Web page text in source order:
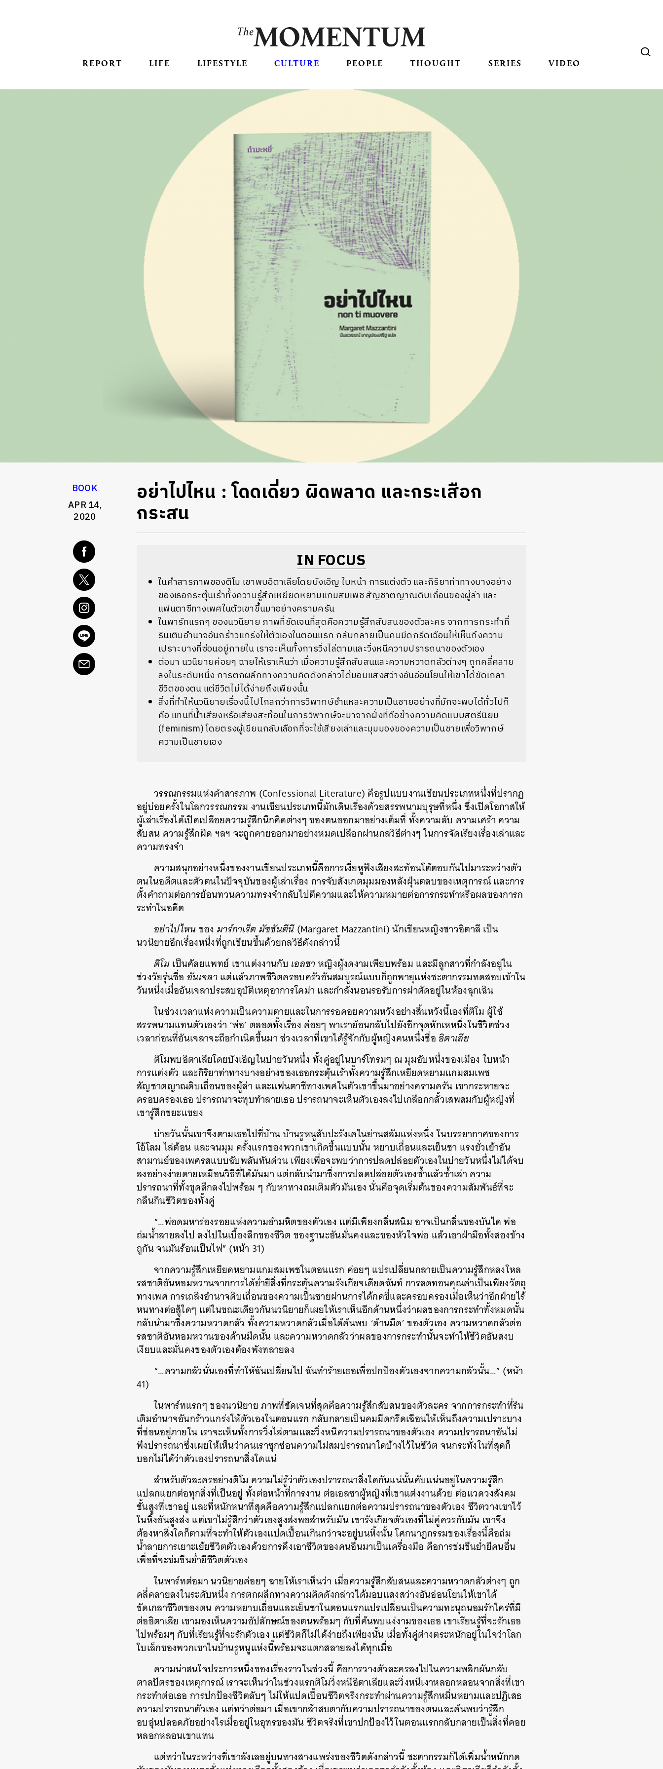
REPORT LIFE LIFESTYLE CULTURE PEOPLE THOUGHT SERIES VIDEO
BOOK
APR 14,
2020
อย่าไปไหน : โดดเดี่ยว ผิดพลาด และกระเสือก
กระสน
IN FOCUS
ในคำสารภาพของติโม เขาพบอิตาเลียโดยบังเอิญ ใบหน้า การแต่งตัว และกิริยาท่าทางบางอย่าง
ของเธอกระตุ้นเร้าทั้งความรู้สึกเหยียดหยามแกมสมเพช สัญชาตญาณดิบเถื่อนของผู้ล่า และ
แฟนตาซีทางเพศในตัวเขาขึ้นมาอย่างครามครัน
ในพาร์ทแรกๆ ของนวนิยาย ภาพที่ชัดเจนที่สุดคือความรู้สึกสับสนของตัวละคร จากการกระทำที่
รินเติมอำนาจอันกร้าวแกร่งให้ตัวเองในตอนแรก กลับกลายเป็นคมมีดกรีดเฉือนให้เห็นถึงความ
เปราะบางที่ซ่อนอยู่ภายใน เราจะเห็นทั้งการวิ่งไล่ตามและวิ่งหนีความปรารถนาของตัวเอง
ต่อมา นวนิยายค่อยๆ ฉายให้เราเห็นว่า เมื่อความรู้สึกสับสนและความหวาดกลัวต่างๆ ถูกคลี่คลาย
ลงในระดับหนึ่ง การตกผลึกทางความคิดดังกล่าวได้มอบแสงสว่างอันอ่อนโยนให้เขาได้ขัดเกลา
ชีวิตของตน แต่ชีวิตไม่ได้ง่ายถึงเพียงนั้น
สิ่งที่ทำให้นวนิยายเรื่องนี้ไปไกลกว่าการวิพากษ์ชำแหละความเป็นชายอย่างที่มักจะพบได้ทั่วไปก็
คือ แทนที่น้ำเสียงหรือเสียงสะท้อนในการวิพากษ์จะมาจากฝั่งที่ถือข้างความคิดแบบสตรีนิยม
(feminism) โดยตรงผู้เขียนกลับเลือกที่จะใช้เสียงเล่าและมุมมองของความเป็นชายเพื่อวิพากษ์
ความเป็นชายเอง
วรรณกรรมแห่งคำสารภาพ (Confessional Literature) คือรูปแบบงานเขียนประเภทหนึ่งที่ปรากฏ
อยู่บ่อยครั้งในโลกวรรณกรรม งานเขียนประเภทนี้มักเดินเรื่องด้วยสรรพนามบุรุษที่หนึ่ง ซึ่งเปิดโอกาสให้
ผู้เล่าเรื่องได้เปิดเปลือยความรู้สึกนึกคิดต่างๆ ของตนออกมาอย่างเต็มที่ ทั้งความลับ ความเศร้า ความ
สับสน ความรู้สึกผิด ฯลฯ จะถูกคายออกมาอย่างหมดเปลือกผ่านกลวิธีต่างๆ ในการจัดเรียงเรื่องเล่าและ
ความทรงจำ
ความสนุกอย่างหนึ่งของงานเขียนประเภทนี้คือการเงี่ยหูฟังเสียงสะท้อนโต้ตอบกันไปมาระหว่างตัว
ตนในอดีตและตัวตนในปัจจุบันของผู้เล่าเรื่อง การจับสังเกตมุมมองหลังฝุ่นตลบของเหตุการณ์ และการ
ตั้งคำถามต่อการย้อนทวนความทรงจำกลับไปตีความและให้ความหมายต่อการกระทำหรือผลของการก
ระทำในอดีต
อย่าไปไหนของ มาร์กาเร็ต มัซซันตีนี(Margaret Mazzantini) นักเขียนหญิงชาวอิตาลี เป็น
นวนิยายอีกเรื่องหนึ่งที่ถูกเขียนขึ้นด้วยกลวิธีดังกล่าวนี้
ติโมเป็นศัลยแพทย์ เขาแต่งงานกับ เอลซาหญิงผู้งดงามเพียบพร้อม และมีลูกสาวที่กำลังอยู่ใน
ช่วงวัยรุ่นชื่ออันเจลาแต่แล้วภาพชีวิตครอบครัวอันสมบูรณ์แบบก็ถูกพายุแห่งชะตากรรมทดสอบเข้าใน
วันหนึ่งเมื่ออันเจลาประสบอุบัติเหตุอาการโคม่า และกำลังนอนรอรับการผ่าตัดอยู่ในห้องฉุกเฉิน
ในช่วงเวลาแห่งความเป็นความตายและในการรอคอยความหวังอย่างสิ้นหวังนี้เองที่ติโม ผู้ใช้
สรรพนามแทนตัวเองว่า ‘พ่อ’ ตลอดทั้งเรื่อง ค่อยๆ พาเราย้อนกลับไปยังอีกจุดหักเหหนึ่งในชีวิตช่วง
เวลาก่อนที่อันเจลาจะถือกำเนิดขึ้นมาช่วงเวลาที่เขาได้รู้จักกับผู้หญิงคนหนึ่งชื่ออิตาเลีย
ติโมพบอิตาเลียโดยบังเอิญในบ่ายวันหนึ่ง ทั้งคู่อยู่ในบาร์โทรมๆ ณ มุมอับหนึ่งของเมือง ใบหน้า
การแต่งตัว และกิริยาท่าทางบางอย่างของเธอกระตุ้นเร้าทั้งความรู้สึกเหยียดหยามแกมสมเพช
สัญชาตญาณดิบเถื่อนของผู้ล่า และแฟนตาซีทางเพศในตัวเขาขึ้นมาอย่างครามครัน เขากระหายจะ
ครอบครองเธอ ปรารถนาจะทุบทำลายเธอ ปรารถนาจะเห็นตัวเองลงไปเกลือกกลั้วเสพสมกับผู้หญิงที่
เขารู้สึกขยะแขยง
บ่ายวันนั้นเขาจึงตามเธอไปที่บ้าน บ้านรูหนูสับปะรังเคในย่านสลัมแห่งหนึ่ง ในบรรยากาศของการ
โอ้โลม ไล่ต้อน และจนมุม ครั้งแรกของพวกเขาเกิดขึ้นแบบนั้น หยาบเถื่อนและเย็นชา แรงยั่วเย้าอัน
สามานย์ของเพศรสแบบฉับพลันทันด่วน เพียงเพื่อจะพบว่าการปลดปล่อยตัวเองในบ่ายวันหนึ่งไม่ได้จบ
ลงอย่างง่ายดายเหมือนวิธีที่ได้มันมา แต่กลับนำมาซึ่งการปลดปล่อยตัวเองซ้ำแล้วซ้ำเล่า ความ
ปรารถนาที่ทั้งขุดลึกลงไปพร้อม ๆ กับหาทางถมเติมตัวมันเอง นั่นคือจุดเริ่มต้นของความสัมพันธ์ที่จะ
กลืนกินชีวิตของทั้งคู่
“…พ่อดมหาร่องรอยแห่งความอำมหิตของตัวเอง แต่มีเพียงกลิ่นสนิม อาจเป็นกลิ่นของบันได พ่อ
ถ่มน้ำลายลงไป ลงไปในเบื้องลึกของชีวิต ของฐานะอันมั่นคงและของหัวใจพ่อ แล้วเอาฝ่ามือทั้งสองข้าง
ถูกัน จนมันร้อนเป็นไฟ” (หน้า 31)
จากความรู้สึกเหยียดหยามแกมสมเพชในตอนแรก ค่อยๆ แปรเปลี่ยนกลายเป็นความรู้สึกหลงใหล
รสชาติอันหอมหวานจากการได้ย่ำยีสิ่งที่กระตุ้นความรังเกียจเดียดฉันท์ การลดทอนคุณค่าเป็นเพียงวัตถุ
ทางเพศ การเถลิงอำนาจดิบเถื่อนของความเป็นชายผ่านการได้กดขี่และครอบครองเมื่อเห็นว่าอีกฝ่ายไร้
หนทางต่อสู้ใดๆ แต่ในขณะเดียวกันนวนิยายก็เผยให้เราเห็นอีกด้านหนึ่งว่าผลของการกระทำทั้งหมดนั้น
กลับนำมาซึ่งความหวาดกลัวทั้งความหวาดกลัวเมื่อได้ค้นพบ ‘ด้านมืด’ของตัวเอง ความหวาดกลัวต่อ
รสชาติอันหอมหวานของด้านมืดนั้น และความหวาดกลัวว่าผลของการกระทำนั้นจะทำให้ชีวิตอันสงบ
เงียบและมั่นคงของตัวเองต้องพังทลายลง
“…ความกลัวนั่นเองที่ทำให้ฉันเปลี่ยนไป ฉันทำร้ายเธอเพื่อปกป้องตัวเองจากความกลัวนั้น…” (หน้า
41)
ในพาร์ทแรกๆ ของนวนิยาย ภาพที่ชัดเจนที่สุดคือความรู้สึกสับสนของตัวละคร จากการกระทำที่ริน
เติมอำนาจอันกร้าวแกร่งให้ตัวเองในตอนแรก กลับกลายเป็นคมมีดกรีดเฉือนให้เห็นถึงความเปราะบาง
ที่ซ่อนอยู่ภายใน เราจะเห็นทั้งการวิ่งไล่ตามและวิ่งหนีความปรารถนาของตัวเอง ความปรารถนาอันไม่
พึงปรารถนาซึ่งเผยให้เห็นว่าคนเราซุกซ่อนความไม่สมปรารถนาใดบ้างไว้ในชีวิต จนกระทั่งในที่สุดก็
บอกไม่ได้ว่าตัวเองปรารถนาสิ่งใดแน่
สำหรับตัวละครอย่างติโม ความไม่รู้ว่าตัวเองปรารถนาสิ่งใดกันแน่นั้นคับแน่นอยู่ในความรู้สึก
แปลกแยกต่อทุกสิ่งที่เป็นอยู่ ทั้งต่อหน้าที่การงาน ต่อเอลซาผู้หญิงที่เขาแต่งงานด้วย ต่อแวดวงสังคม
ชั้นสูงที่เขาอยู่ และที่หนักหนาที่สุดคือความรู้สึกแปลกแยกต่อความปรารถนาของตัวเอง ชีวิตวางเขาไว้
ในหิ้งอันสูงส่ง แต่เขาไม่รู้สึกว่าตัวเองสูงส่งพอสำหรับมัน เขารังเกียจตัวเองที่ไม่คู่ควรกับมัน เขาจึง
ต้องหาสิ่งใดก็ตามที่จะทำให้ตัวเองแปดเปื้อนเกินกว่าจะอยู่บนหิ้งนั้น โศกนาฎกรรมของเรื่องนี้คือถ่ม
น้ำลายการเยาะเย้ยชีวิตตัวเองด้วยการดึงเอาชีวิตของคนอื่นมาเป็นเครื่องมือ คือการข่มขืนย่ำยีคนอื่น
เพื่อที่จะข่มขืนย่ำยีชีวิตตัวเอง
ในพาร์ทต่อมา นวนิยายค่อยๆ ฉายให้เราเห็นว่า เมื่อความรู้สึกสับสนและความหวาดกลัวต่างๆ ถูก
คลี่คลายลงในระดับหนึ่ง การตกผลึกทางความคิดดังกล่าวได้มอบแสงสว่างอันอ่อนโยนให้เขาได้
ขัดเกลาชีวิตของตน ความหยาบเถื่อนและเย็นชาในตอนแรกแปรเปลี่ยนเป็นความทะนุถนอมรักใคร่ที่มี
ต่ออิตาเลีย เขามองเห็นความอัปลักษณ์ของตนพร้อมๆ กับที่ค้นพบแง่งามของเธอ เขาเรียนรู้ที่จะรักเธอ
ไปพร้อมๆ กับที่เรียนรู้ที่จะรักตัวเอง แต่ชีวิตก็ไม่ได้ง่ายถึงเพียงนั้น เมื่อทั้งคู่ต่างตระหนักอยู่ในใจว่าโลก
ใบเล็กของพวกเขาในบ้านรูหนูแห่งนี้พร้อมจะแตกสลายลงได้ทุกเมื่อ
ความน่าสนใจประการหนึ่งของเรื่องราวในช่วงนี้ คือการวางตัวละครลงไปในความพลิกผันกลับ
ตาลปัตรของเหตุการณ์ เราจะเห็นว่าในช่วงแรกติโมวิ่งหนีอิตาเลียและวิ่งหนีเงาหลอกหลอนจากสิ่งที่เขา
กระทำต่อเธอ การปกป้องชีวิตลับๆ ไม่ให้แปดเปื้อนชีวิตจริงกระทำผ่านความรู้สึกหมิ่นหยามและปฏิเสธ
ความปรารถนาตัวเอง แต่ทว่าต่อมา เมื่อเขากล้าสบตากับความปรารถนาของตนและค้นพบว่ารู้สึก
อบอุ่นปลอดภัยอย่างไรเมื่ออยู่ในอุทรของมันชีวิตจริงที่เขาปกป้องไว้ในตอนแรกกลับกลายเป็นสิ่งที่คอย
หลอกหลอนเขาแทน
แต่ทว่าในระหว่างที่เขาลังเลอยู่บนทางสางแพร่งของชีวิตดังกล่าวนี้ ชะตากรรมก็ได้เพิ่มน้ำหนักกด
ค้นหา